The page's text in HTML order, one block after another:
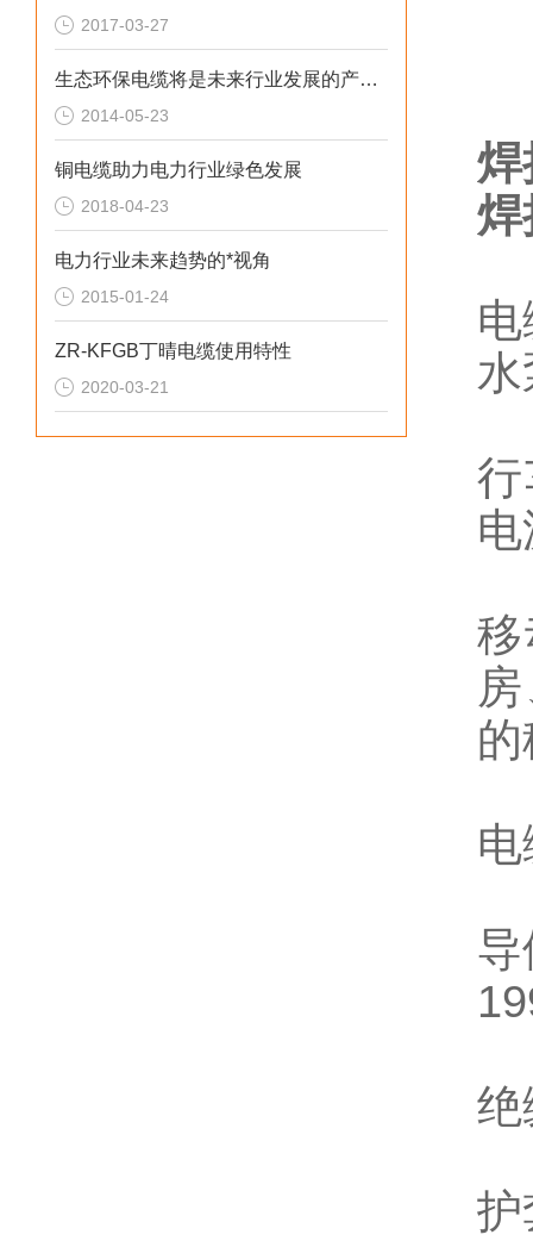
2017-03-27
生态环保电缆将是未来行业发展的产品方向
2014-05-23
铜电缆助力电力行业绿色发展
2018-04-23
电力行业未来趋势的*视角
2015-01-24
ZR-KFGB丁晴电缆使用特性
2020-03-21
焊
焊
绝
护